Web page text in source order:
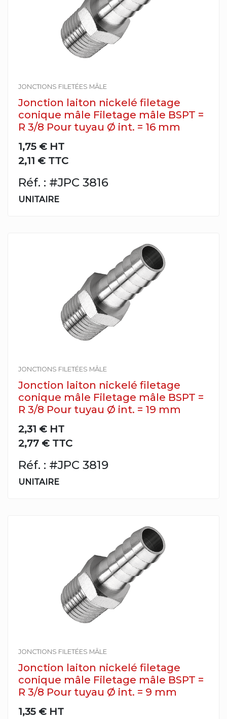
JONCTIONS FILETÉES MÂLE
Jonction laiton nickelé filetage
conique mâle Filetage mâle BSPT =
R 3/8 Pour tuyau Ø int. = 16 mm
1,75 € HT
2,11 € TTC
Réf. : #JPC 3816
UNITAIRE
JONCTIONS FILETÉES MÂLE
Jonction laiton nickelé filetage
conique mâle Filetage mâle BSPT =
R 3/8 Pour tuyau Ø int. = 19 mm
2,31 € HT
2,77 € TTC
Réf. : #JPC 3819
UNITAIRE
JONCTIONS FILETÉES MÂLE
Jonction laiton nickelé filetage
conique mâle Filetage mâle BSPT =
R 3/8 Pour tuyau Ø int. = 9 mm
1,35 € HT